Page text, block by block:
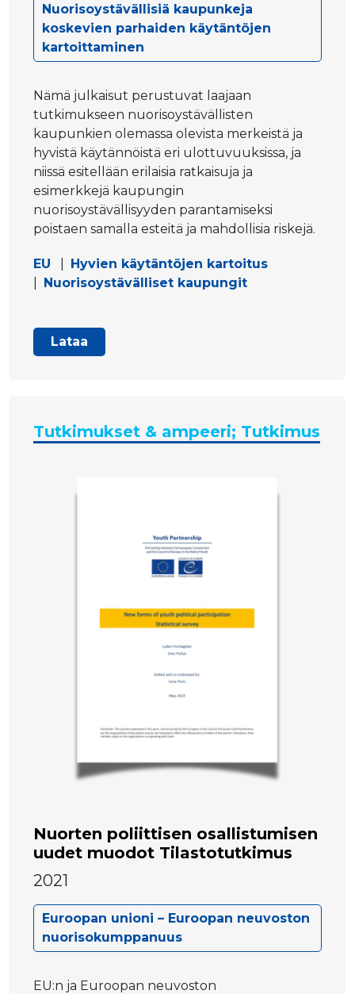
Nuorisoystävällisiä kaupunkeja
koskevien parhaiden käytäntöjen
kartoittaminen
Nämä julkaisut perustuvat laajaan
tutkimukseen nuorisoystävällisten
kaupunkien olemassa olevista merkeistä ja
hyvistä käytännöistä eri ulottuvuuksissa, ja
niissä esitellään erilaisia ratkaisuja ja
esimerkkejä kaupungin
nuorisoystävällisyyden parantamiseksi
poistaen samalla esteitä ja mahdollisia riskejä.
EU
Hyvien käytäntöjen kartoitus
Nuorisoystävälliset kaupungit
Lataa
Tutkimukset & ampeeri; Tutkimus
Nuorten poliittisen osallistumisen
uudet muodot Tilastotutkimus
2021
Euroopan unioni – Euroopan neuvoston
nuorisokumppanuus
EU:n ja Euroopan neuvoston